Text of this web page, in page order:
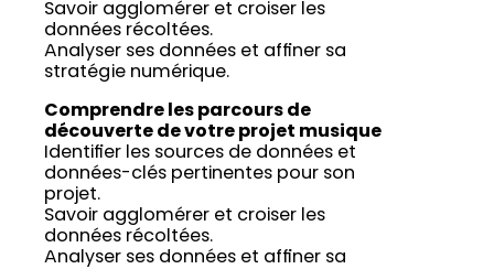
Savoir agglomérer et croiser les
données récoltées.
Analyser ses données et affiner sa
stratégie numérique.
Comprendre les parcours de
découverte de votre projet musique
Identifier les sources de données et
données-clés pertinentes pour son
projet.
Savoir agglomérer et croiser les
données récoltées.
Analyser ses données et affiner sa